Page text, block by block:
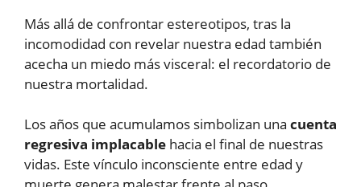
Más allá de confrontar estereotipos, tras la
incomodidad con revelar nuestra edad también
acecha un miedo más visceral: el recordatorio de
nuestra mortalidad.
Los años que acumulamos simbolizan una cuenta
regresiva implacable hacia el final de nuestras
vidas. Este vínculo inconsciente entre edad y